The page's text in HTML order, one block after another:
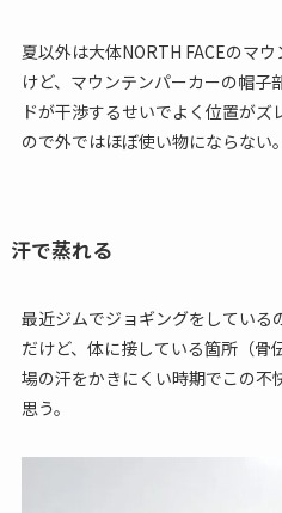
夏以外は大体NORTH FACEのマ
けど、マウンテンパーカーの帽
ドが干渉するせいでよく位置が
ので外ではほぼ使い物にならない。
汗で蒸れる
最近ジムでジョギングをしている
だけど、体に接している箇所（骨
場の汗をかきにくい時期でこの不
思う。